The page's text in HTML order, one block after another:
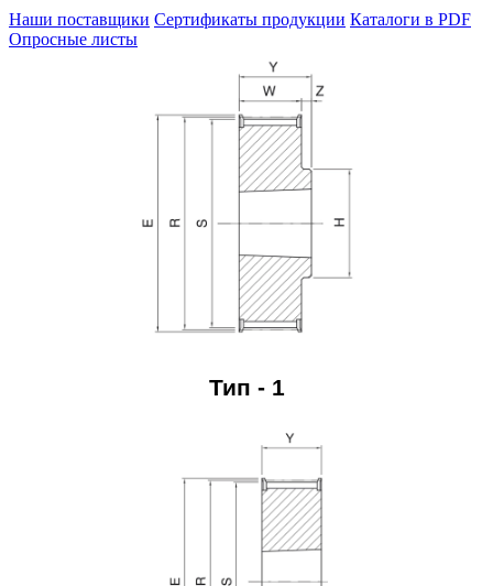
Наши поставщики Сертификаты продукции Каталоги в PDF
Опросные листы
Тип - 1